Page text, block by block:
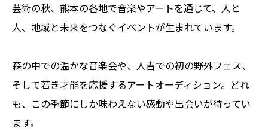
芸術の秋、熊本の各地で音楽やアートを通じて、人と
人、地域と未来をつなぐイベントが生まれています。
森の中での温かな音楽会や、人吉での初の野外フェス、
そして若き才能を応援するアートオーディション。どれ
も、この季節にしか味わえない感動や出会いが待ってい
ます。